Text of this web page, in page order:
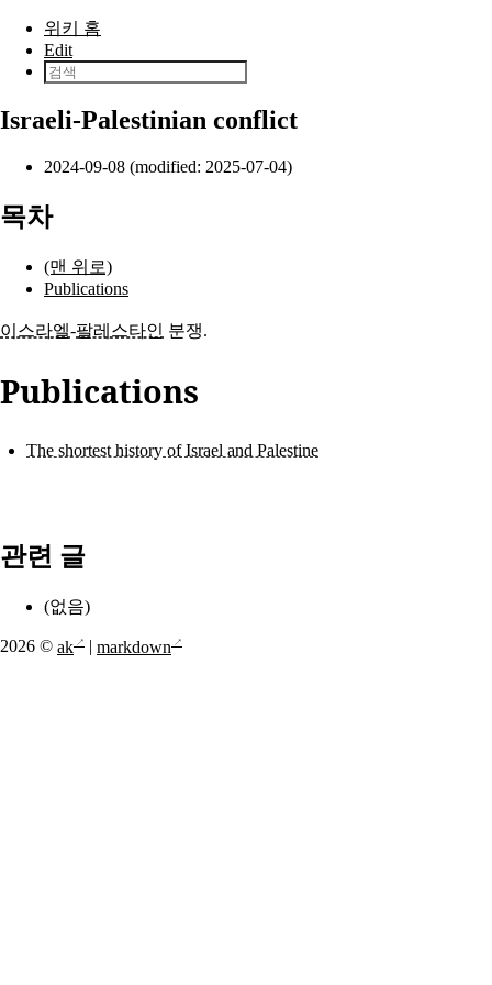
본문으로 건너뛰기
위키 홈
Edit
Israeli-Palestinian conflict
2024-09-08 (modified: 2025-07-04)
목차
(맨 위로)
Publications
이스라엘-팔레스타인 분쟁.
Publications
The shortest history of Israel and Palestine
관련 글
(없음)
2026 © ak markdown